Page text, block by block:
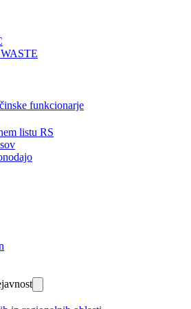
funkcionarje
listu RS